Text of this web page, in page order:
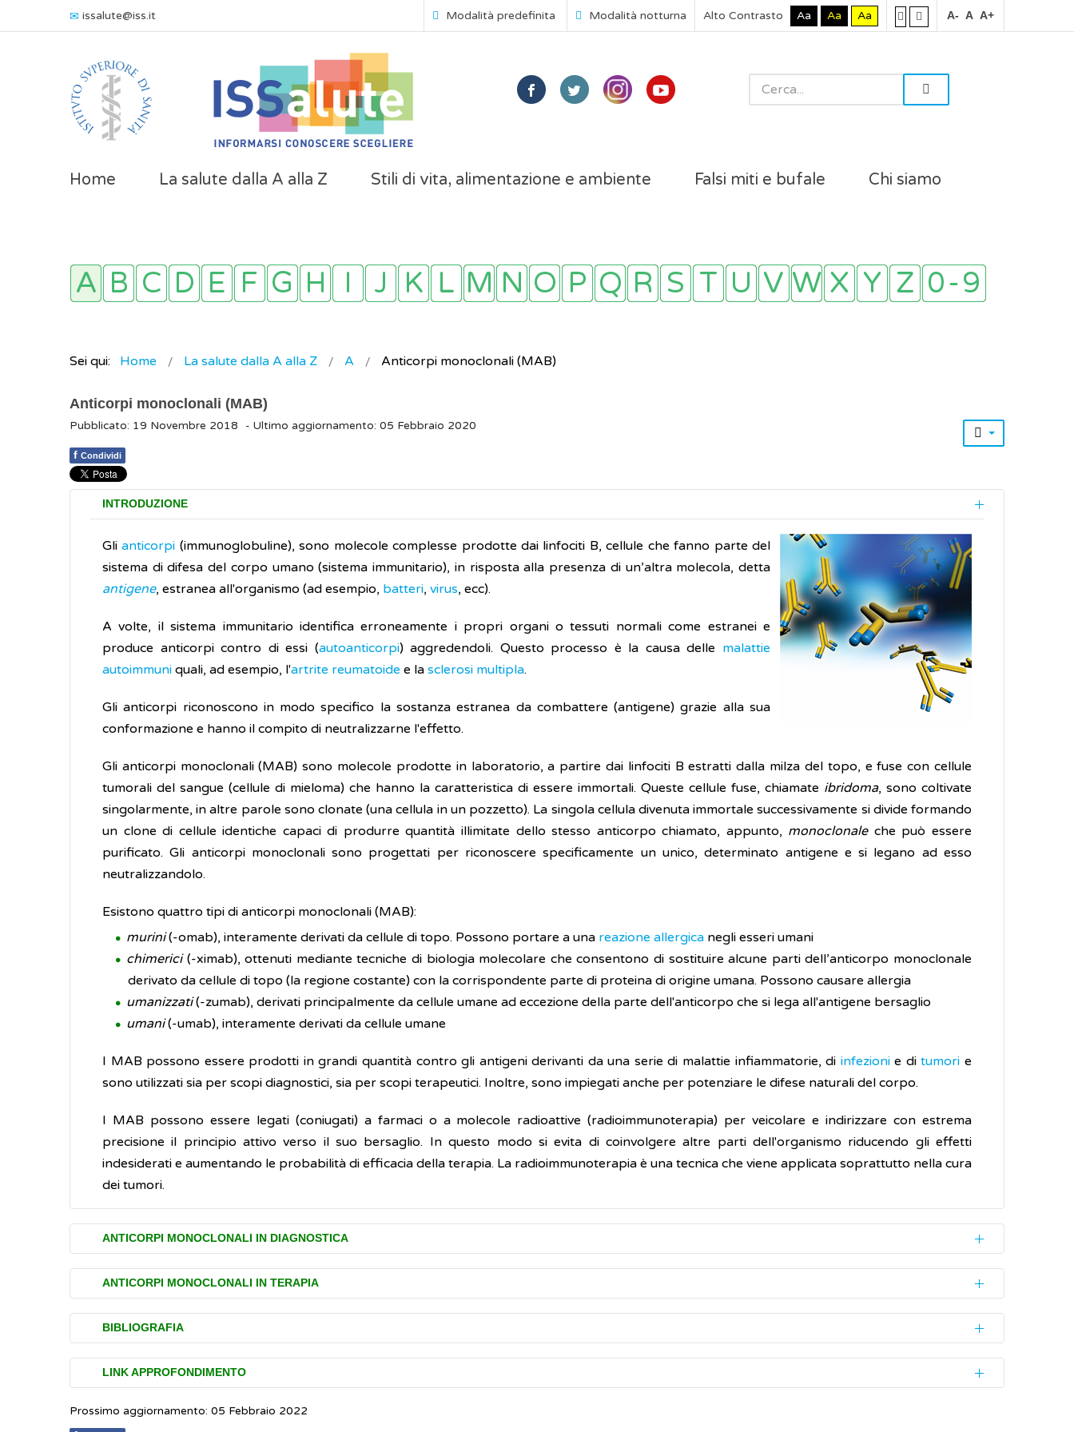
issalute@iss.it Modalità predefinita Modalità notturna Alto Contrasto Aa Aa Aa A- A A+
Home La salute dalla A alla Z Stili di vita, alimentazione e ambiente Falsi miti e bufale Chi siamo
Sei qui: Home La salute dalla A alla Z A Anticorpi monoclonali (MAB)
Anticorpi monoclonali (MAB)
Pubblicato: 19 Novembre 2018 - Ultimo aggiornamento: 05 Febbraio 2020
f Condividi
INTRODUZIONE
Glianticorpi (immunoglobuline), sono molecole complesse prodotte dai linfociti B, cellule che fanno parte del
sistema di difesa del corpo umano (sistema immunitario), in risposta alla presenza di un’altra molecola, detta
antigene, estranea all'organismo (ad esempio, batteri, virus, ecc).
A volte, il sistema immunitario identifica erroneamente i propri organi o tessuti normali come estranei e
produce anticorpi contro di essi (autoanticorpi) aggredendoli. Questo processo è la causa delle malattie
autoimmuni quali, ad esempio, l'artrite reumatoide e la sclerosi multipla.
Gli anticorpi riconoscono in modo specifico la sostanza estranea da combattere (antigene) grazie alla sua
conformazione e hanno il compito di neutralizzarne l'effetto.
Gli anticorpi monoclonali (MAB) sono molecole prodotte in laboratorio, a partire dai linfociti B estratti dalla milza del topo, e fuse con cellule
tumorali del sangue (cellule di mieloma) che hanno la caratteristica di essere immortali. Queste cellule fuse, chiamate ibridoma, sono coltivate
singolarmente, in altre parole sono clonate (una cellula in un pozzetto). La singola cellula divenuta immortale successivamente si divide formando
un clone di cellule identiche capaci di produrre quantità illimitate dello stesso anticorpo chiamato, appunto, monoclonaleche può essere
purificato. Gli anticorpi monoclonali sono progettati per riconoscere specificamente un unico, determinato antigene e si legano ad esso
neutralizzandolo.
Esistono quattro tipi di anticorpi monoclonali (MAB):
murini(-omab), interamente derivati da cellule di topo. Possono portare a una reazione allergica negli esseri umani
chimerici(-ximab), ottenuti mediante tecniche di biologia molecolare che consentono di sostituire alcune parti dell’anticorpo monoclonale
derivato da cellule di topo (la regione costante) con la corrispondente parte di proteina di origine umana. Possono causare allergia
umanizzati(-zumab), derivati principalmente da cellule umane ad eccezione della parte dell'anticorpo che si lega all'antigene bersaglio
umani(-umab), interamente derivati da cellule umane
I MAB possono essere prodotti in grandi quantità contro gli antigeni derivanti da una serie di malattie infiammatorie, di infezionie ditumorie
sono utilizzati sia per scopi diagnostici, sia per scopi terapeutici. Inoltre, sono impiegati anche per potenziare le difese naturali del corpo.
I MAB possono essere legati (coniugati) a farmaci o a molecole radioattive (radioimmunoterapia) per veicolare e indirizzare con estrema
precisione il principio attivo verso il suo bersaglio. In questo modo si evita di coinvolgere altre parti dell'organismo riducendo gli effetti
indesiderati e aumentando le probabilità di efficacia della terapia. La radioimmunoterapia è una tecnica che viene applicata soprattutto nella cura
dei tumori.
ANTICORPI MONOCLONALI IN DIAGNOSTICA
Gli anticorpi monoclonali possono essere impiegati anche per determinare la presenza (diagnosticare) di un
eventualmente misurarne la quantità. Sono quindi utilizzati per individuare antigeni di agenti infettivi, qualivirus e batteri, come pure proteine
specifiche e antigeni presenti sulle cellule tumorali (markers tumorali).
Gli anticorpi monoclonali possono essere impiegati anche nei kit diagnostici domestici quali, ad esempio, itest di gravidanza.
ANTICORPI MONOCLONALI IN TERAPIA
Gli anticorpi monoclonali utilizzati in terapia (cura) possono essere suddivisi in base alla loro attività:
immunosoppressiva
BIBLIOGRAFIA
Mayo Clinic.Monoclonal antibody drugs for cancer: How they work
LINK APPROFONDIMENTO
Medicine Net.Monoclonal Antibodies
Prossimo aggiornamento: 05 Febbraio 2022